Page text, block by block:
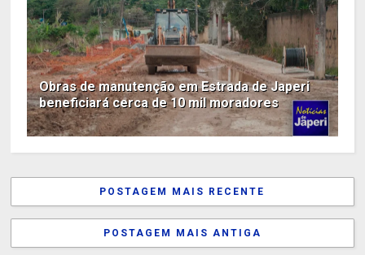
Obras de manutenção em Estrada de Japeri
beneficiará cerca de 10 mil moradores
POSTAGEM MAIS RECENTE
POSTAGEM MAIS ANTIGA